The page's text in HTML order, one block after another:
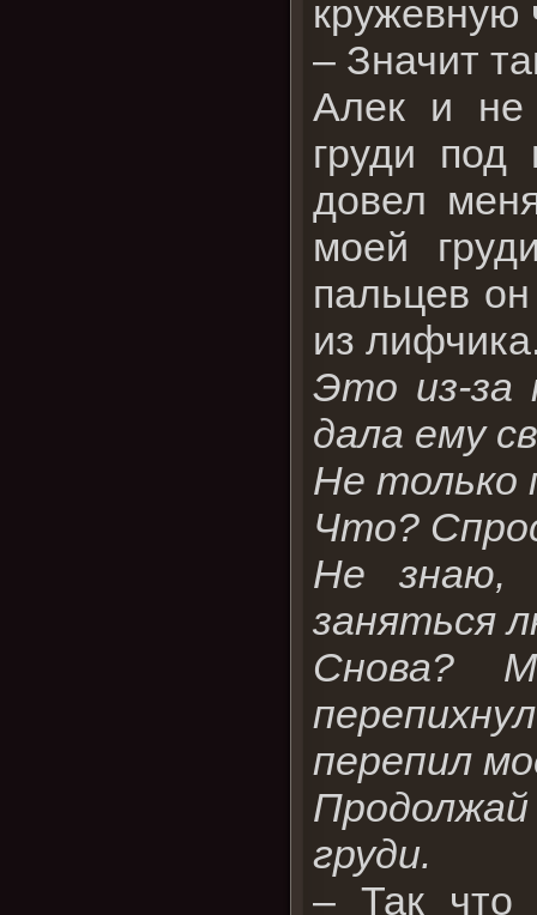
кружевную
– Значит
Алек и не
груди под
довел
моей
пальцев
из
Это из-за
дала ему
Не только
Что?
Не знаю,
заняться
Снова?
перепил
груди.
– Так что